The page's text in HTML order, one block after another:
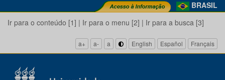
BRASIL
Ir para o conteúdo [1] | Ir para o menu [2] | Ir para a busca [3]
a+ a- a English Español Français